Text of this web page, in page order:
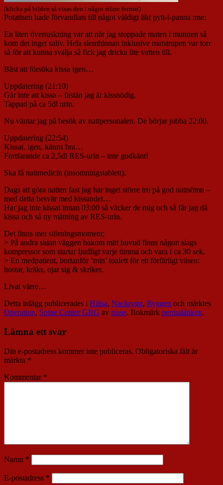
(klicka på bilden så visas den i något större format)
Potatisen hade förvandlats till något väldigt likt pytt-i-panna :me:
En liten överraskning var att när jag stoppade maten i munnen så
kom det inget saliv. Hela slemhinnan inklusive matstrupen var torr
så för att kunna svälja så fick jag dricka lite vatten till.
Bäst att försöka kissa igen…
Uppdatering (21:10)
Går inte att kissa – fastän jag är kissnödig.
Tappad på ca 5dl urin.
Nu väntar jag på besök av nattpersonalen. De börjar jobba 22:00.
Uppdatering (22:54)
Kissat, igen, känns bra…
Fortfarande ca 2,5dl RES-urin – inte godkänt!
Ska få nattmedicin (insomningstablett).
Dags att göra natten fast jag har inget större tro på god nattsömn –
med detta besvär med kissandet…
Har jag inte kissat innan 03:00 så väcker de mig och så får jag då
kissa och så ny mätning av RES-urin.
Det finns mer störningsmoment;
> På andra sidan väggen bakom mitt huvud finns någon slags
kompressor som startar ljudligt varje timma och vara i ca 30 sek.
> En medpatient, bortanför ’min’ toalett för ett förfärligt väsen:
hostar, kräks, ojar sig & skriker.
Livat värre…
Detta inlägg publicerades i Hälsa, Nackrygg, Ryggen och märktes
Operation, Spine Center GBG av nisse. Bokmärk permalänken.
Lämna ett svar
Din e-postadress kommer inte publiceras. Obligatoriska fält är
märkta *
Kommentar *
Namn *
E-postadress *